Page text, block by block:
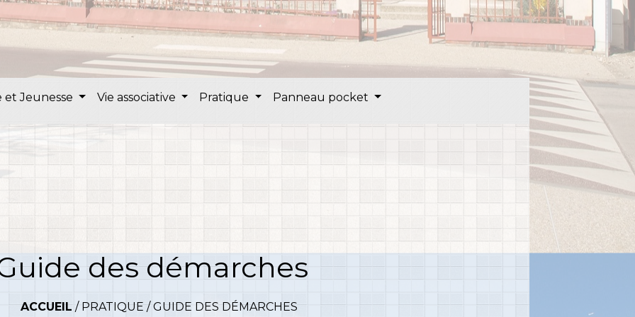
et Jeunesse Vie associative Pratique Panneau pocket
des démarches
ACCUEIL / PRATIQUE /GUIDE DES DÉMARCHES